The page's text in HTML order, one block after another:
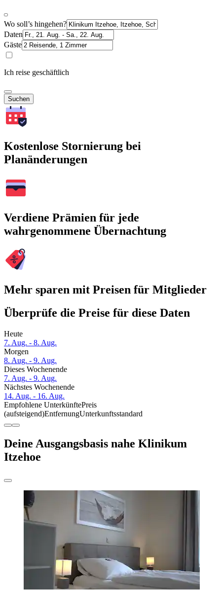
Wo soll’s hingehen?
Daten
Gäste
Ich reise geschäftlich
Suchen
Kostenlose Stornierung bei
Planänderungen
Verdiene Prämien für jede
wahrgenommene Übernachtung
Mehr sparen mit Preisen für Mitglieder
Überprüfe die Preise für diese Daten
Heute
7. Aug. - 8. Aug.
Morgen
8. Aug. - 9. Aug.
Dieses Wochenende
7. Aug. - 9. Aug.
Nächstes Wochenende
14. Aug. - 16. Aug.
Empfohlene UnterkünftePreis
(aufsteigend)EntfernungUnterkunftsstandard
Deine Ausgangsbasis nahe Klinikum
Itzehoe